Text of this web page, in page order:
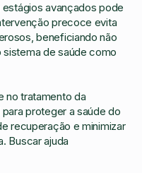
avançados pode
precoce evita
beneficiando não
de saúde como
no tratamento da
proteger a saúde do
recuperação e minimizar
Buscar ajuda